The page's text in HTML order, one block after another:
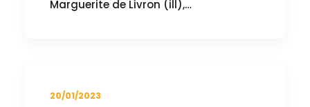
Marguerite de Livron (ill),…
20/01/2023